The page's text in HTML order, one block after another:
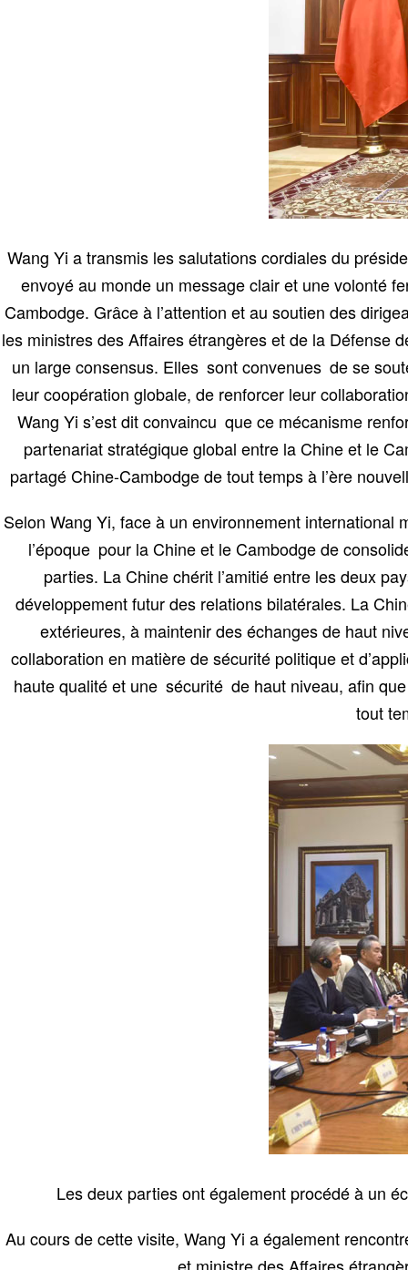
Wang Yi a transmis les salutations cordiales du
envoyé au monde un message clair et une volonté
Cambodge. Grâce à l’attention et au soutien des
les ministres des Affaires étrangères et de la Défense
un large consensus. Elles sont convenues de se
leur coopération globale, de renforcer leur
Wang Yi s’est dit convaincu que ce mécanisme
partenariat stratégique global entre la Chine et le
partagé Chine-Cambodge de tout temps à l’ère
Selon Wang Yi, face à un environnement international
l’époque pour la Chine et le Cambodge de
parties. La Chine chérit l’amitié entre les deux
développement futur des relations bilatérales. La
extérieures, à maintenir des échanges de haut
collaboration en matière de sécurité politique et
haute qualité et une sécurité de haut niveau, afin
tout
Les deux parties ont également procédé à un
Au cours de cette visite, Wang Yi a également